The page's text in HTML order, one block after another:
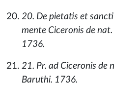
20. De pietatis et
mente Ciceronis de
1736.
21. Pr. ad Ciceronis de
Baruthi. 1736.